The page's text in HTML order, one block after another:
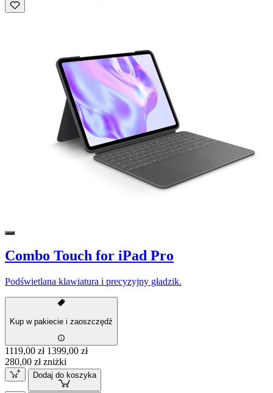
Combo Touch for iPad Pro
Podświetlana klawiatura i precyzyjny gładzik.
Kup w pakiecie i zaoszczędź
1119,00 zł 1399,00 zł
280,00 zł zniżki
Dodaj do koszyka